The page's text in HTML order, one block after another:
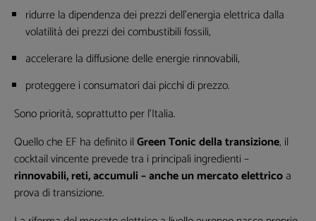
ridurre la dipendenza dei prezzi dell'energia elettrica dalla
volatilità dei prezzi dei combustibili fossili,
accelerare la diffusione delle energie rinnovabili,
proteggere i consumatori dai picchi di prezzo.
Sono priorità, soprattutto per l’Italia.
Quello che EF ha definito ilGreen Tonic della transizione, il
cocktail vincente prevede tra i principali ingredienti –
rinnovabili, reti, accumuli – anche un mercato elettricoa
prova di transizione.